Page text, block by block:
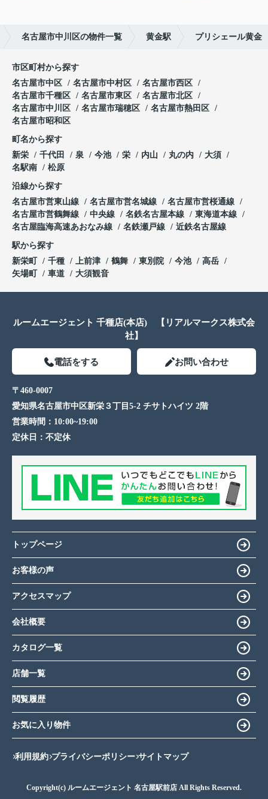
名古屋市中川区の物件一覧 黄金駅 プリシェール黄金
市区町村から探す
名古屋市中区
名古屋市中村区
名古屋市西区
名古屋市千種区
名古屋市東区
名古屋市北区
名古屋市中川区
名古屋市瑞穂区
名古屋市熱田区
名古屋市昭和区
町名から探す
新栄
千代田 泉 今池 栄 内山 丸の内
大須
名駅南
松原
沿線から探す
名古屋市営東山線
名古屋市営名城線
名古屋市営桜通線
名古屋市営鶴舞線
中央線 名鉄名古屋本線
東海道本線
名古屋臨海高速あおなみ線
名鉄瀬戸線 近鉄名古屋線
駅から探す
新栄町
千種 上前津 鶴舞 東別院 今池
高岳
矢場町
車道 大須観音
ルームエージェント 千種店(本店) 【リアルマークス株式会
社】
電話をする お問い合わせ
〒460-0007
愛知県名古屋市中区新栄３丁目5-2 チサトハイツ 2階
営業時間： 10:00~19:00
定休日： 不定休
トップページ
お客様の声
アクセスマップ
会社概要
カタログ一覧
店舗一覧
閲覧履歴
お気に入り物件
利用規約 プライバシーポリシー サイトマップ
Copyright(c) ルームエージェント 名古屋駅前店 All Rights Reserved.